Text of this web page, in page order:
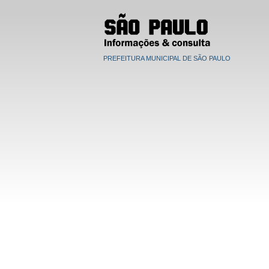
PREFEITURA MUNICIPAL DE SÃO PAULO